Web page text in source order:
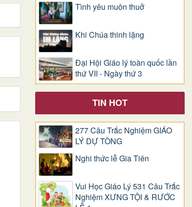
Tình yêu muôn thuở
Khi Chúa thinh lặng
Đại Hội Giáo lý toàn quốc lần
thứ VII - Ngày thứ 3
TIN HOT
277 Câu Trắc Nghiệm GIÁO
LÝ DỰ TÒNG
Nghi thức lễ Gia Tiên
Vui Học Giáo Lý 531 Câu Trắc
Nghiệm XƯNG TỘI & RƯỚC